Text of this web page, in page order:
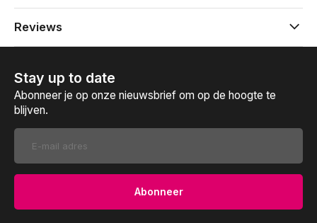
Reviews
Stay up to date
Abonneer je op onze nieuwsbrief om op de hoogte te
blijven.
Abonneer